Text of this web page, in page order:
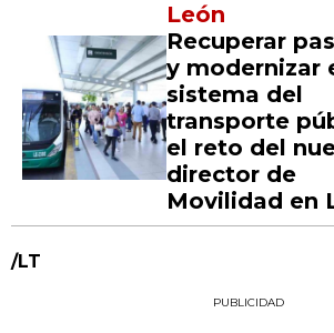
León
Recuperar
y modernizar
sistema del
transporte
el reto del
director de
Movilidad en
/LT
PUBLICIDAD